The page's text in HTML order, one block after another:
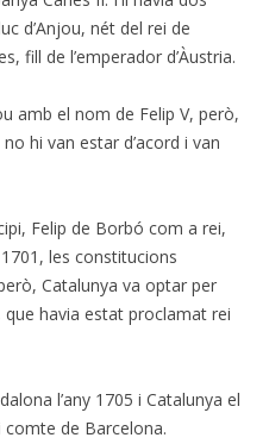
d’Anjou, nét del rei de
fill de l’emperador d’Àustria.
amb el nom de Felip V, però,
hi van estar d’acord i van
Felip de Borbó com a rei,
les constitucions
Catalunya va optar per
que havia estat proclamat rei
l’any 1705 i Catalunya el
de Barcelona.